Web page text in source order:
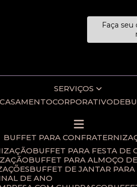
Faça
SERVIÇOS
CASAMENTO CORPORATIVO
BUFFET PARA
BUFFET PARA FESTA
BUFFET PARA ALMOÇO
BUFFET DE JANTAR
DE ANO​